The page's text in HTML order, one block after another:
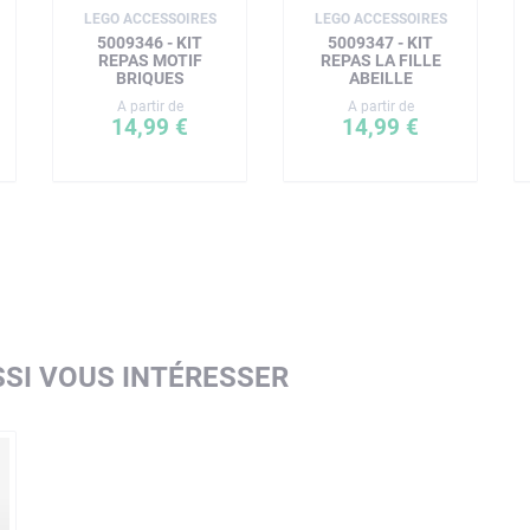
LEGO ACCESSOIRES
5009346 - KIT
REPAS MOTIF
BRIQUES
A partir de
14,99 €
LEGO ACCESSOIRES
5009347 - KIT
REPAS LA FILLE
ABEILLE
A partir de
14,99 €
VOUS INTÉRESSER